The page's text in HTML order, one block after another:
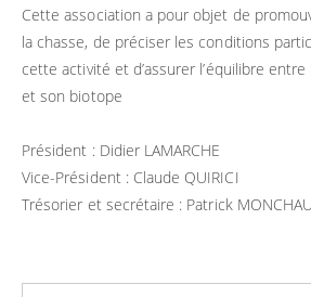
Cette association a pour objet de
la chasse, de préciser les conditions
cette activité et d’assurer l’équilibre entre
et son biotope
Président : Didier LAMARCHE
Vice-Président : Claude QUIRICI
Trésorier et secrétaire : Patrick